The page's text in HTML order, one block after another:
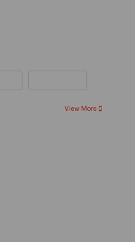
View More